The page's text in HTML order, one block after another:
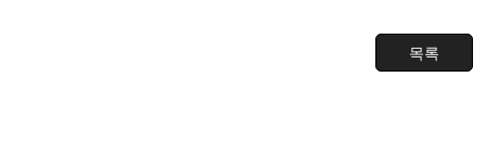
목록